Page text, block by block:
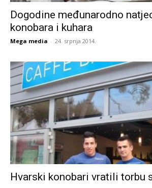
Dogodine međunarodno
konobara i kuhara
Mega media - 24. srpnja 2014.
Hvarski konobari vratili torbu